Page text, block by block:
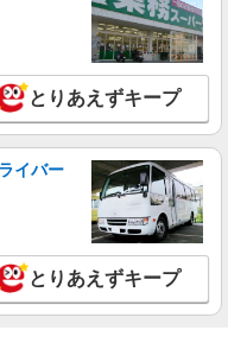
とりあえずキープ
イバー
とりあえずキープ